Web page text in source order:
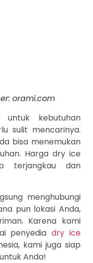
orami.com
kebutuhan
sulit mencarinya.
bisa menemukan
Harga dry ice
terjangkau dan
menghubungi
pun lokasi Anda,
Karena kami
penyediadry ice
kami juga siap
Anda!